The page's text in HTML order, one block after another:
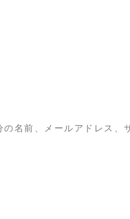
名前、メールアドレス、